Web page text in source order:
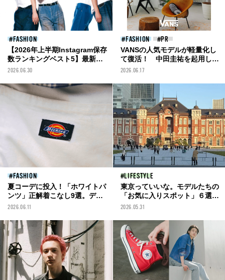
FASHION
【2026年上半期Instagram保存
数ランキングベスト5】最新フ
ァッション&ビューティ、メン
まで。保存数を獲得した投稿を
一挙紹介！
2026.06.30
FASHION
VANSの人気モデルが軽量化し
て復活！ 中田圭祐を起用した
限定ビジュアルも話題の
ク
2026.06.17
FASHION
夏コーデに投入！「ホワイトパ
ンツ」正解着こなし9選。ディ
ッキーズ、アクネ ストゥディオ
ン”をどう穿いている？
2026.06.11
LIFESTYLE
東京っていいな。モデルたちの
「お気に入りスポット」６選。
東京駅が見えるカフェ、浅草、
2026.05.31